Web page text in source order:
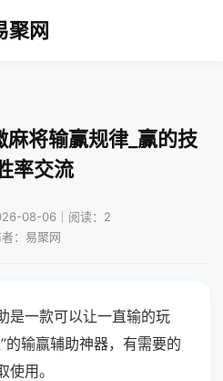
聚网
将输赢规律_赢的技
率交流
08-06｜阅读：2
：易聚网
是一款可以让一直输的玩
的输赢辅助神器，有需要的
用。